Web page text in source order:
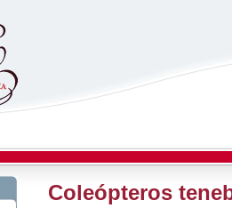
Coleópteros